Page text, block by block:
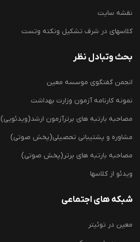
نقشه سایت
کلاسهای در شرف تشکیل ونکته وتست
بحث وتبادل نظر
انجمن گفتگوی موسسه معین
نمونه کارنامه آزمون وزارت بهداشت
مصاحبه بارتبه های برترآزمون ارشد(ویدئویی)
مشاوره و پشتیبانی تحصیلی(پخش صوتی)
مصاحبه بارتبه های برتر(پخش صوتی)
ویدئو از کلاسها
شبکه های اجتماعی
معین در توئیتر